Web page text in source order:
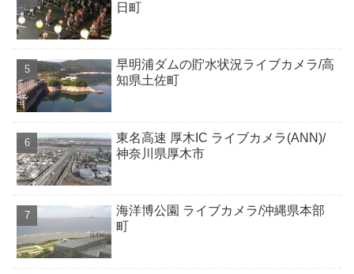
日町
早明浦ダムの貯水状況ライブカメラ/高
知県土佐町
東名高速 厚木IC ライブカメラ(ANN)/
神奈川県厚木市
海洋博公園 ライブカメラ/沖縄県本部
町